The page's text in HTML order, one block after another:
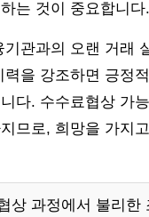
는 것이 중요합니다.
기관과의 오랜 거래
을 강조하면 긍정
다. 수수료협상 가
므로, 희망을 가지
상 과정에서 불리한